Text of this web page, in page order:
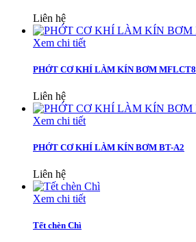
Liên hệ
Xem chi tiết
PHỚT CƠ KHÍ LÀM KÍN BƠM MFLCT8
Liên hệ
Xem chi tiết
PHỚT CƠ KHÍ LÀM KÍN BƠM BT-A2
Liên hệ
Xem chi tiết
Tết chèn Chì